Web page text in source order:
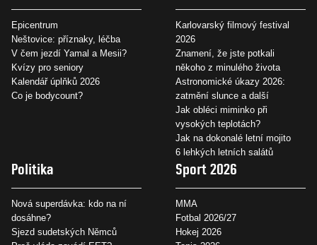
Epicentrum
Neštovice: příznaky, léčba
V čem jezdí Yamal a Mesii?
Kvízy pro seniory
Kalendář úplňků 2026
Co je bodycount?
Karlovarský filmový festival
2026
Znamení, že jste potkali
někoho z minulého života
Astronomické úkazy 2026:
zatmění slunce a další
Jak obléci miminko při
vysokých teplotách?
Jak na dokonalé letní mojito
6 lehkých letních salátů
Politika
Nová superdávka: kdo na ní
dosáhne?
Sjezd sudetských Němců
Sport 2026
MMA
Fotbal 2026/27
Hokej 2026